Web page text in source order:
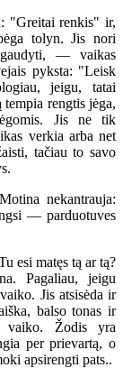
"Greitai renkis" ir,
tolyn. Jis nori
gaudyti, — vaikas
pyksta: "Leisk
jeigu, tatai
rengtis jėga,
Jis ne tik
verkia arba net
tačiau to savo
nekantrauja:
— parduotuves
esi matęs tą ar tą?
Pagaliau, jeigu
Jis atsisėda ir
balso tonas ir
vaiko. Žodis yra
per prievartą, o
apsirengti pats..